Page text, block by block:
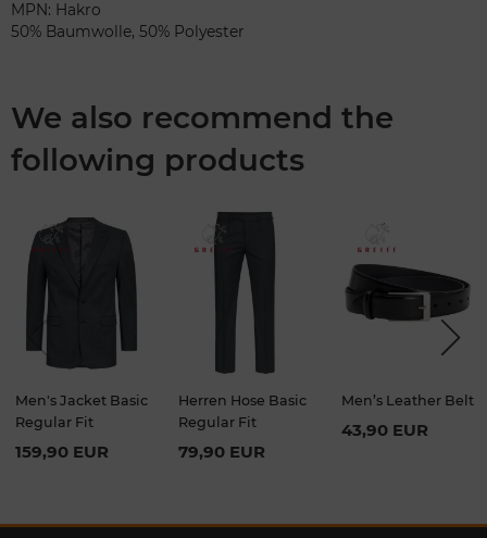
MPN: Hakro
50% Baumwolle, 50% Polyester
We also recommend the
following products
Previou
Men's Jacket Basic
Regular Fit
159,90 EUR
Herren Hose Basic
Regular Fit
79,90 EUR
Men’s Leather Belt
43,90 EUR
Next